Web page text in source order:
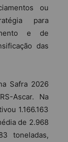
ou
para
e de
das
Safra 2026
Ascar. Na
1.166.163
de 2.968
toneladas,